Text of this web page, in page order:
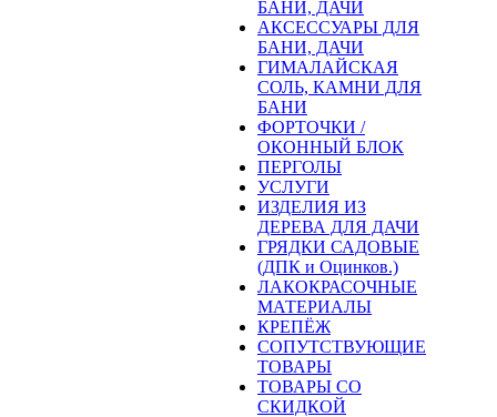
БАНИ, ДАЧИ
АКСЕССУАРЫ ДЛЯ
БАНИ, ДАЧИ
ГИМАЛАЙСКАЯ
СОЛЬ, КАМНИ ДЛЯ
БАНИ
ФОРТОЧКИ /
ОКОННЫЙ БЛОК
ПЕРГОЛЫ
УСЛУГИ
ИЗДЕЛИЯ ИЗ
ДЕРЕВА ДЛЯ ДАЧИ
ГРЯДКИ САДОВЫЕ
(ДПК и Оцинков.)
ЛАКОКРАСОЧНЫЕ
МАТЕРИАЛЫ
КРЕПЁЖ
СОПУТСТВУЮЩИЕ
ТОВАРЫ
ТОВАРЫ СО
СКИДКОЙ